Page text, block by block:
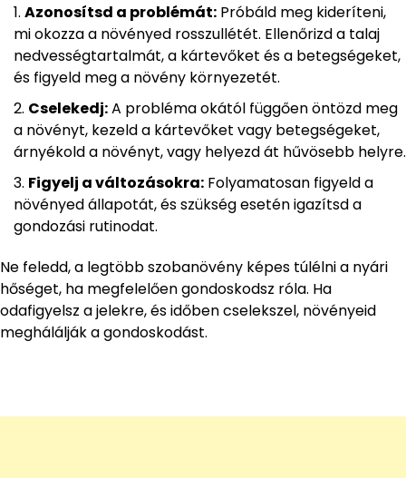
Azonosítsd a problémát: Próbáld meg kideríteni,
mi okozza a növényed rosszullétét. Ellenőrizd a talaj
nedvességtartalmát, a kártevőket és a betegségeket,
és figyeld meg a növény környezetét.
Cselekedj:A probléma okától függően öntözd meg
a növényt, kezeld a kártevőket vagy betegségeket,
árnyékold a növényt, vagy helyezd át hűvösebb helyre.
Figyelj a változásokra: Folyamatosan figyeld a
növényed állapotát, és szükség esetén igazítsd a
gondozási rutinodat.
Ne feledd, a legtöbb szobanövény képes túlélni a nyári
hőséget, ha megfelelően gondoskodsz róla. Ha
odafigyelsz a jelekre, és időben cselekszel, növényeid
meghálálják a gondoskodást.